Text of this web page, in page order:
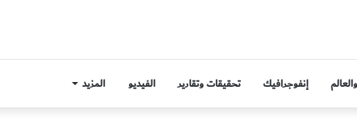
إنفوجرافيك تحقيقات وتقارير الفيديو المزيد